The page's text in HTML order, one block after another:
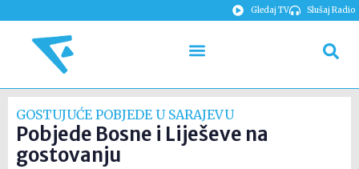
Gledaj TV Slušaj Radio
GOSTUJUĆE POBJEDE U SARAJEVU
Pobjede Bosne i Liješeve na
gostovanju